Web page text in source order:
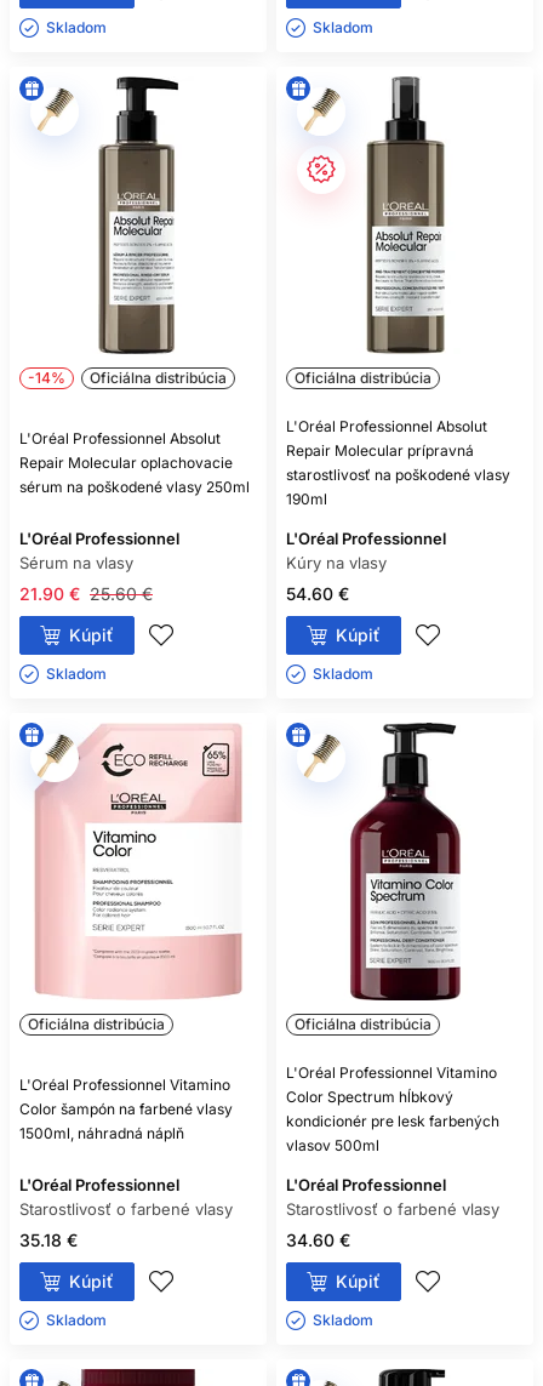
Skladom ㅤ Skladom ㅤ
-14% Oficiálna distribúcia
L'Oréal Professionnel Absolut
Repair Molecular oplachovacie
sérum na poškodené vlasy 250ml
L'Oréal Professionnel
Sérum na vlasy
25.60 €
21.90 €
Kúpiť
Skladom ㅤ
Oficiálna distribúcia
L'Oréal Professionnel Absolut
Repair Molecular prípravná
starostlivosť na poškodené vlasy
190ml
L'Oréal Professionnel
Kúry na vlasy
54.60 €
Kúpiť
Skladom ㅤ
Oficiálna distribúcia
L'Oréal Professionnel Vitamino
Color šampón na farbené vlasy
1500ml, náhradná náplň
L'Oréal Professionnel
Starostlivosť o farbené vlasy
35.18 €
Kúpiť
Skladom ㅤ
Oficiálna distribúcia
L'Oréal Professionnel Vitamino
Color Spectrum hĺbkový
kondicionér pre lesk farbených
vlasov 500ml
L'Oréal Professionnel
Starostlivosť o farbené vlasy
34.60 €
Kúpiť
Skladom ㅤ